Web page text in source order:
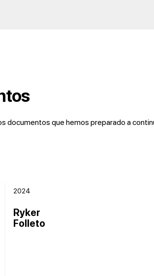
documentos que hemos preparado a
2024
Ryker
Folleto